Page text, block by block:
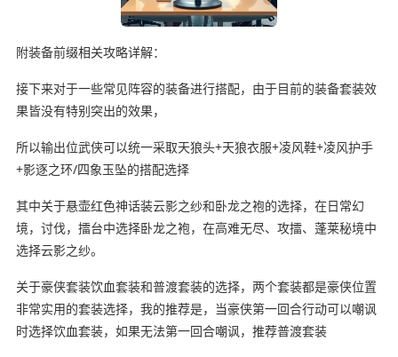
附装备前缀相关攻略详解：
接下来对于一些常见阵容的装备进行搭配，由于目前的装备套装效
果皆没有特别突出的效果，
所以输出位武侠可以统一采取天狼头+天狼衣服+凌风鞋+凌风护手
+影逐之环/四象玉坠的搭配选择
其中关于悬壶红色神话装云影之纱和卧龙之袍的选择，在日常幻
境，讨伐，擂台中选择卧龙之袍，在高难无尽、攻擂、蓬莱秘境中
选择云影之纱。
关于豪侠套装饮血套装和普渡套装的选择，两个套装都是豪侠位置
非常实用的套装选择，我的推荐是，当豪侠第一回合行动可以嘲讽
时选择饮血套装，如果无法第一回合嘲讽，推荐普渡套装